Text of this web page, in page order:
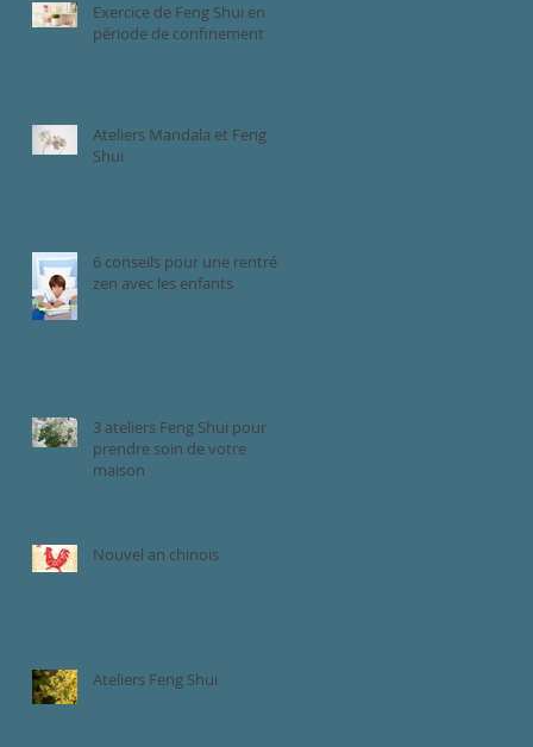
Exercice de Feng Shui en
période de confinement
Ateliers Mandala et Feng
Shui
6 conseils pour une rentrée
zen avec les enfants
3 ateliers Feng Shui pour
prendre soin de votre
maison
Nouvel an chinois
Ateliers Feng Shui